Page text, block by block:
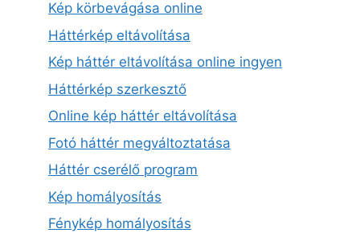
Kép körbevágása online
Háttérkép eltávolítása
Kép háttér eltávolítása online ingyen
Háttérkép szerkesztő
Online kép háttér eltávolítása
Fotó háttér megváltoztatása
Háttér cserélő program
Kép homályosítás
Fénykép homályosítás